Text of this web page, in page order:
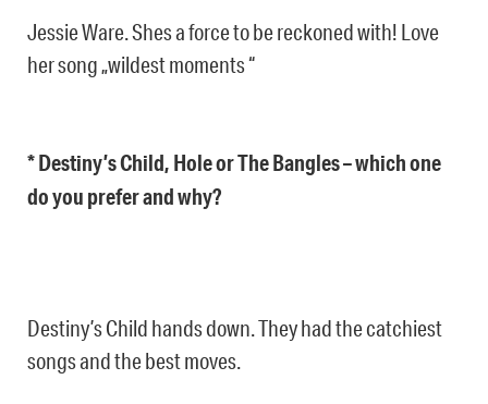
Jessie Ware. Shes a force to be reckoned with! Love
her song „wildest moments “
* Destiny’s Child, Hole or The Bangles – which one
do you prefer and why?
Destiny’s Child hands down. They had the catchiest
songs and the best moves.